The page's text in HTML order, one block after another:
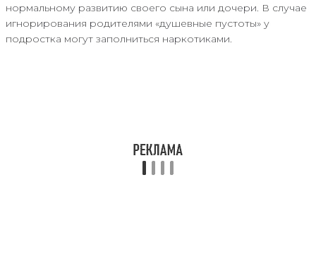
нормальному развитию своего сына или дочери. В случае
игнорирования родителями «душевные пустоты» у
подростка могут заполниться наркотиками.